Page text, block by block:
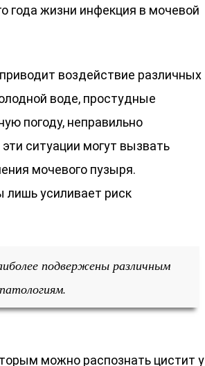
года жизни инфекция в мочевой
воздействие различных
воде, простудные
погоду, неправильно
ситуации могут вызвать
мочевого пузыря.
лишь усиливает риск
подвержены различным
можно распознать цистит у